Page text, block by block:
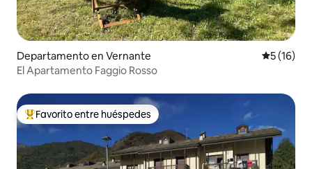
Departamento en Vernante
5 (16)
El Apartamento Faggio Rosso
De los mejores en Favorito entre huéspedes
Favorito entre huéspedes